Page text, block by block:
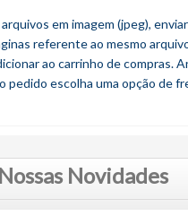
em imagem (jpeg), enviar
referente ao mesmo
ao carrinho de compras.
pedido escolha uma opção de
Novidades